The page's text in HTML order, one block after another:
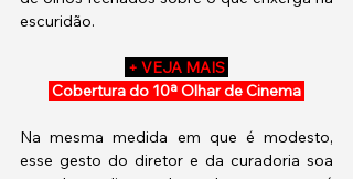
escuridão.
+ VEJA MAIS
Cobertura do 10ª Olhar de Cinema
Na mesma medida em que é modesto,
esse gesto do diretor e da curadoria soa